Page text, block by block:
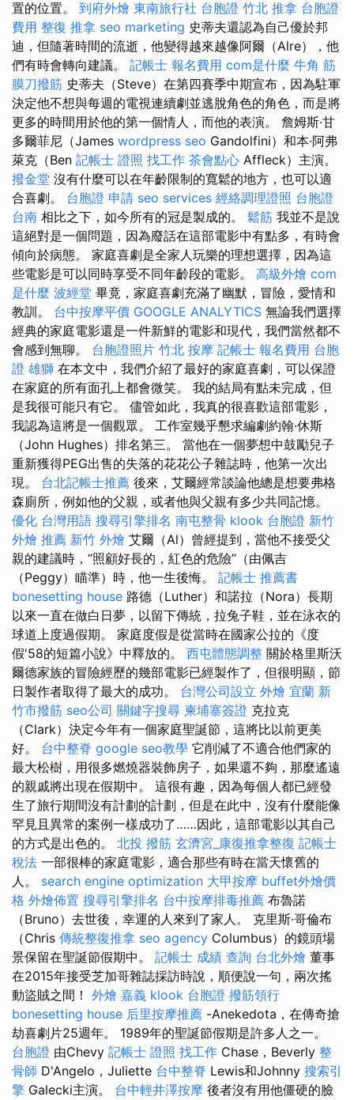
置的位置。 到府外燴 東南旅行社 台胞證 竹北 推拿 台胞證
費用 整復 推拿 seo marketing 史蒂夫還認為自己優於邦
迪，但隨著時間的流逝，他變得越來越像阿爾（Alre），他
們有時會轉向建議。 記帳士 報名費用 com是什麼 牛角 筋
膜刀撥筋 史蒂夫（Steve）在第四賽季中期宣布，因為駐軍
決定他不想與每週的電視連續劇並逃脫角色的角色，而是將
更多的時間用於他的第一個情人，而他的表演。 詹姆斯·甘
多爾菲尼（James wordpress seo Gandolfini）和本·阿弗
萊克（Ben 記帳士 證照 找工作 茶會點心 Affleck）主演。
撥金堂 沒有什麼可以在年齡限制的寬鬆的地方，也可以適
合喜劇。 台胞證 申請 seo services 經絡調理證照 台胞證
台南 相比之下，如今所有的冠是製成的。 鬆筋 我並不是說
這絕對是一個問題，因為廢話在這部電影中有點多，有時會
傾向於病態。 家庭喜劇是全家人玩樂的理想選擇，因為這
些電影是可以同時享受不同年齡段的電影。 高級外燴 com
是什麼 波經堂 畢竟，家庭喜劇充滿了幽默，冒險，愛情和
教訓。 台中按摩平價 GOOGLE ANALYTICS 無論我們選擇
經典的家庭電影還是一件新鮮的電影和現代，我們當然都不
會感到無聊。 台胞證照片 竹北 按摩 記帳士 報名費用 台胞
證 雄獅 在本文中，我們介紹了最好的家庭喜劇，可以保證
在家庭的所有面孔上都會微笑。 我的結局有點未完成，但
是我很可能只有它。 儘管如此，我真的很喜歡這部電影，
我認為這將是一個觀眾。 工作室幾乎懇求編劇約翰·休斯
（John Hughes）排名第三。 當他在一個夢想中鼓勵兒子
重新獲得PEG出售的失落的花花公子雜誌時，他第一次出
現。 台北記帳士推薦 後來，艾爾經常談論他總是想要弗格
森廁所，例如他的父親，或者他與父親有多少共同記憶。
優化 台灣用語 搜尋引擎排名 南屯整骨 klook 台胞證 新竹
外燴 推薦 新竹 外燴 艾爾（Al）曾經提到，當他不接受父
親的建議時，“照顧好長的，紅色的危險”（由佩吉
（Peggy）瞄準）時，他一生後悔。 記帳士 推薦書
bonesetting house 路德（Luther）和諾拉（Nora）長期
以來一直在做白日夢，以留下傳統，拉兔子鞋，並在泳衣的
球道上度過假期。 家庭度假是從當時在國家公拉的《度
假'58的短篇小說》中釋放的。 西屯體態調整 關於格里斯沃
爾德家族的冒險經歷的幾部電影已經製作了，但很明顯，節
日製作者取得了最大的成功。 台灣公司設立 外燴 宜蘭 新
竹市撥筋 seo公司 關鍵字搜尋 柬埔寨簽證 克拉克
（Clark）決定今年有一個家庭聖誕節，這將比以前更美
好。 台中整脊 google seo教學 它削減了不適合他們家的
最大松樹，用很多燃燒器裝飾房子，如果還不夠，那麼遙遠
的親戚將出現在假期中。 這很有趣，因為每個人都已經發
生了旅行期間沒有計劃的計劃，但是在此中，沒有什麼能像
罕見且異常的案例一樣成功了……因此，這部電影以其自己
的方式是出色的。 北投 撥筋 玄濟宮_康復推拿整復 記帳士
稅法 一部很棒的家庭電影，適合那些有時在當天懷舊的
人。 search engine optimization 大甲按摩 buffet外燴價
格 外燴佈置 搜尋引擎排名 台中按摩排毒推薦 布魯諾
（Bruno）去世後，幸運的人來到了家人。 克里斯·哥倫布
（Chris 傳統整復推拿 seo agency Columbus）的鏡頭場
景保留在聖誕節假期中。 記帳士 成績 查詢 台北外燴 董事
在2015年接受芝加哥雜誌採訪時說，順便說一句，兩次搖
動盜賊之間！ 外燴 嘉義 klook 台胞證 撥筋領行
bonesetting house 后里按摩推薦 -Anekedota，在傳奇搶
劫喜劇片25週年。 1989年的聖誕節假期是許多人之一。
台胞證 由Chevy 記帳士 證照 找工作 Chase，Beverly 整
骨師 D'Angelo，Juliette 台中整脊 Lewis和Johnny 搜索引
擎 Galecki主演。 台中輕井澤按摩 後者沒有用他僵硬的臉